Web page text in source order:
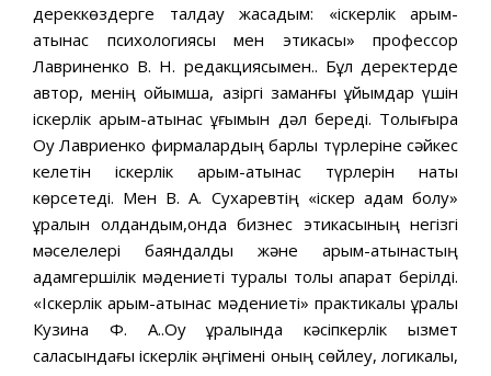
дереккөздерге талдау жасадым: «іскерлік қарым-
қатынас психологиясы мен этикасы» профессор
Лавриненко В. Н. редакциясымен.. Бұл деректерде
автор, менің ойымша, қазіргі заманғы ұйымдар үшін
іскерлік қарым-қатынас ұғымын дәл береді. Толығырақ
Оқу Лавриенко фирмалардың барлық түрлеріне сәйкес
келетін іскерлік қарым-қатынас түрлерін нақты
көрсетеді. Мен В. А. Сухаревтің «іскер адам болу»
құралын қолдандым,онда бизнес этикасының негізгі
мәселелері баяндалды және қарым-қатынастың
адамгершілік мәдениеті туралы толық ақпарат берілді.
«Іскерлік қарым-қатынас мәдениеті» практикалық құралы
Кузина Ф. А..Оқу құралында кәсіпкерлік қызмет
саласындағы іскерлік әңгімені оның сөйлеу, логикалық,